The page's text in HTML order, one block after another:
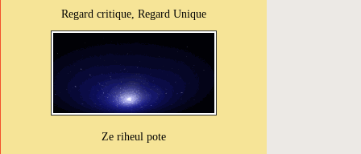
Regard critique, Regard Unique
Ze riheul pote